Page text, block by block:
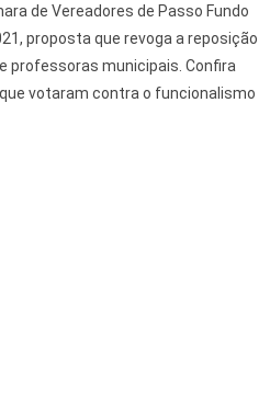
de Vereadores de Passo Fundo
proposta que revoga a reposição
professoras municipais. Confira
votaram contra o funcionalismo